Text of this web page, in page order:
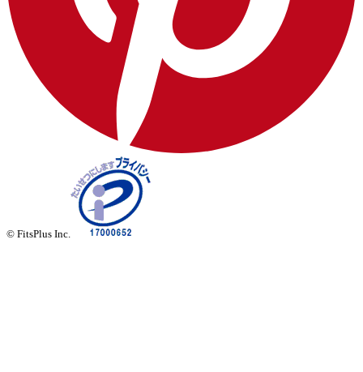
© FitsPlus Inc.